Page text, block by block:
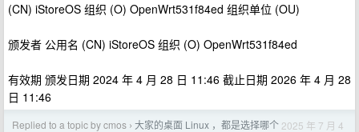
(CN) iStoreOS 组织 (O) OpenWrt531f84ed 组织单位 (OU)
颁发者 公用名 (CN) iStoreOS 组织 (O) OpenWrt531f84ed
有效期 颁发日期 2024 年 4 月 28 日 11:46 截止日期 2026 年 4 月 28
日 11:46
Replied to a topic by cmos › 大家的桌面 Linux ，都是选择哪个 2025 年 7 月 4